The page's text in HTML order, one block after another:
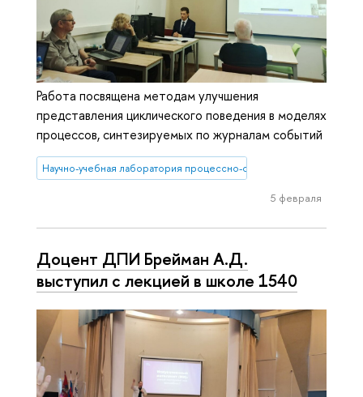
Работа посвящена методам улучшения
представления циклического поведения в моделях
процессов, синтезируемых по журналам событий
Научно-учебная лаборатория процессно-ориентированных
5 февраля
Доцент ДПИ Брейман А.Д.
выступил с лекцией в школе 1540